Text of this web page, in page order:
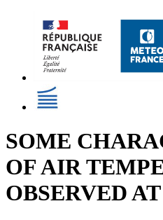
SOME
OF AIR
OBSERVED